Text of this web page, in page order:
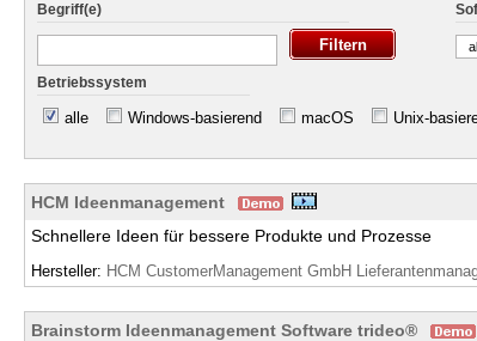
Begriff(e)
Betriebssystem
alle Windows-basierend macOS Unix-
HCM Ideenmanagement
Schnellere Ideen für bessere Produkte und Prozesse
Hersteller: HCM CustomerManagement GmbH
Brainstorm Ideenmanagement Software trideo®